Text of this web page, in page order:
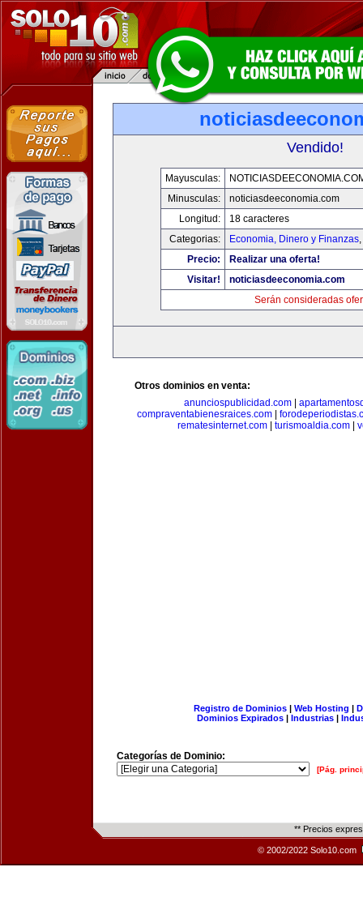
Vendido!
Mayusculas:
Minusculas:
noticiasdeeconomia.com
Longitud:
18 caracteres
Categorias:
Economia, Dinero y Finanzas,
Precio:
Realizar una oferta!
Visitar!
noticiasdeeconomia.com
Serán consideradas
Otros dominios en venta:
anunciospublicidad.com|
compraventabienesraices.com
rematesinternet.com| turismoaldia.com|
Registro de Dominios| Web Hosting |
Dominios Expirados | Industrias |
Categorías de Dominio:
[Pág.
** Precios
© 2002/2022 Solo10.com